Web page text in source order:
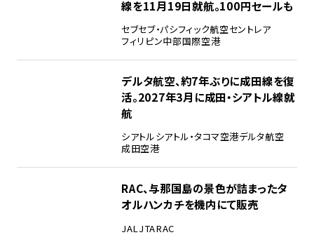
線を11月19日就航。100円セールも
セブセブ・パシフィック航空セントレア
フィリピン中部国際空港
デルタ航空、約7年ぶりに成田線を復
活。2027年3月に成田・シアトル線就
航
シアトルシアトル・タコマ空港デルタ航空
成田空港
RAC、与那国島の景色が詰まったタ
オルハンカチを機内にて販売
JAL JTARAC